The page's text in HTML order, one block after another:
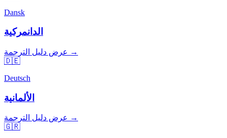
Dansk
الدانمركية
عرض دليل الترجمة →
🇩🇪
Deutsch
الألمانية
عرض دليل الترجمة →
🇬🇷